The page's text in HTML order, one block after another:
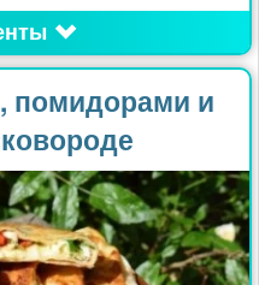
помидорами и